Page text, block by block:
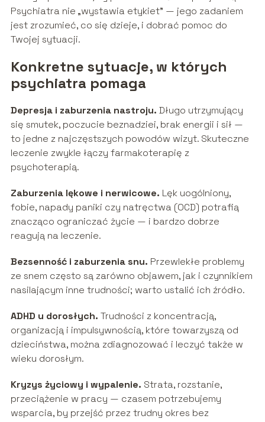
Psychiatra nie „wystawia etykiet” — jego zadaniem
jest zrozumieć, co się dzieje, i dobrać pomoc do
Twojej sytuacji.
Konkretne sytuacje, w których
psychiatra pomaga
Depresja i zaburzenia nastroju. Długo utrzymujący
się smutek, poczucie beznadziei, brak energii i sił —
to jedne z najczęstszych powodów wizyt. Skuteczne
leczenie zwykle łączy farmakoterapię z
psychoterapią.
Zaburzenia lękowe i nerwicowe. Lęk uogólniony,
fobie, napady paniki czy natręctwa (OCD) potrafią
znacząco ograniczać życie — i bardzo dobrze
reagują na leczenie.
Bezsenność i zaburzenia snu. Przewlekłe problemy
ze snem często są zarówno objawem, jak i czynnikiem
nasilającym inne trudności; warto ustalić ich źródło.
ADHD u dorosłych. Trudności z koncentracją,
organizacją i impulsywnością, które towarzyszą od
dzieciństwa, można zdiagnozować i leczyć także w
wieku dorosłym.
Kryzys życiowy i wypalenie. Strata, rozstanie,
przeciążenie w pracy — czasem potrzebujemy
wsparcia, by przejść przez trudny okres bez